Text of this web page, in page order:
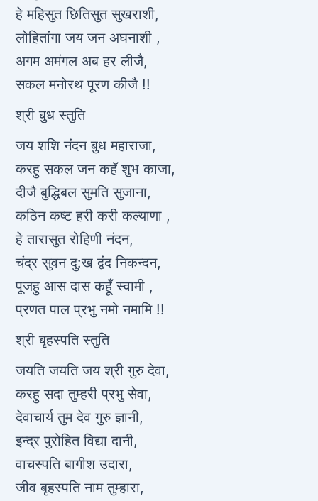
हे महिसुत छितिसुत सुखराशी,
लोहितांगा जय जन अघनाशी ,
अगम अमंगल अब हर लीजै,
सकल मनोरथ पूरण कीजै !!
श्री बुध स्तुति
जय शशि नंदन बुध महाराजा,
करहु सकल जन कहॅ शुभ काजा,
दीजै बुद्धिबल सुमति सुजाना,
कठिन कष्ट हरी करी कल्याणा ,
हे तारासुत रोहिणी नंदन,
चंद्र सुवन दु:ख द्वंद निकन्दन,
पूजहु आस दास कहूँ स्वामी ,
प्रणत पाल प्रभु नमो नमामि !!
श्री बृहस्पति स्तुति
जयति जयति जय श्री गुरु देवा,
करहु सदा तुम्हरी प्रभु सेवा,
देवाचार्य तुम देव गुरु ज्ञानी,
इन्द्र पुरोहित विद्या दानी,
वाचस्पति बागीश उदारा,
जीव बृहस्पति नाम तुम्हारा,